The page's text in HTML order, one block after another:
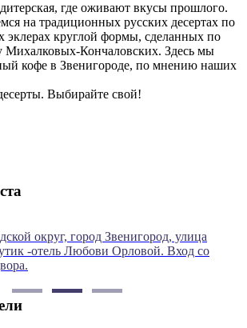
где оживают вкусы прошлого.
на традиционных русских десертах по
круглой формы, сделанных по
Михалковых-Кончаловских. Здесь мы
кофе в Звенигороде, по мнению наших
Выбирайте свой!
округ, город Звенигород, улица
-отель Любови Орловой. Вход со